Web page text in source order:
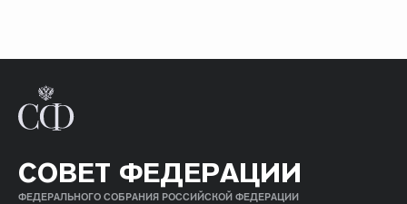
СОВЕТ ФЕДЕРАЦИИ
ФЕДЕРАЛЬНОГО СОБРАНИЯ РОССИЙСКОЙ ФЕДЕРАЦИИ